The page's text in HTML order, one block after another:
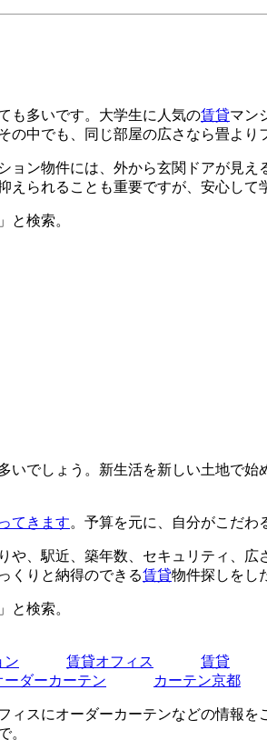
も多いです。大学生に人気の賃貸マン
中でも、同じ部屋の広さなら畳よ
ョン物件には、外から玄関ドアが見
られることも重要ですが、安心して
」と検索。
でしょう。新生活を新しい土地で
てきます。予算を元に、自分がこだわ
や、駅近、築年数、セキュリティ、
くりと納得のできる賃貸物件探しをし
」と検索。
ン 賃貸オフィス 賃貸
ーダーカーテン カーテン京都
ィスにオーダーカーテンなどの情報
。